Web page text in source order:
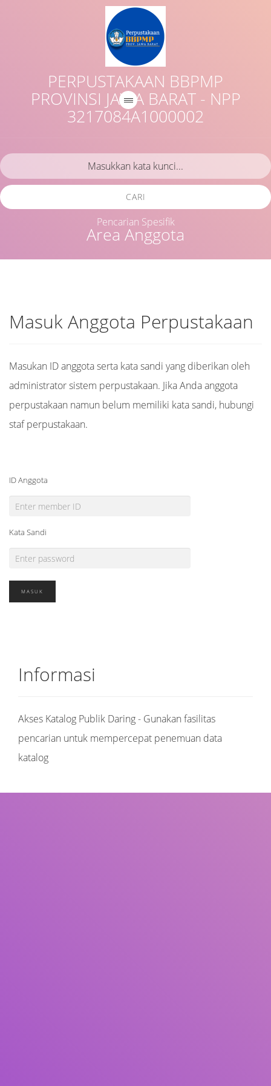
PERPUSTAKAAN BBPMP
PROVINSI JAWA BARAT - NPP
3217084A1000002
Area Anggota
CARI
Pencarian Spesifik
Masuk Anggota Perpustakaan
Masukan ID anggota serta kata sandi yang diberikan oleh
administrator sistem perpustakaan. Jika Anda anggota
perpustakaan namun belum memiliki kata sandi, hubungi
staf perpustakaan.
ID Anggota
Kata Sandi
Informasi
Akses Katalog Publik Daring - Gunakan fasilitas
pencarian untuk mempercepat penemuan data
katalog